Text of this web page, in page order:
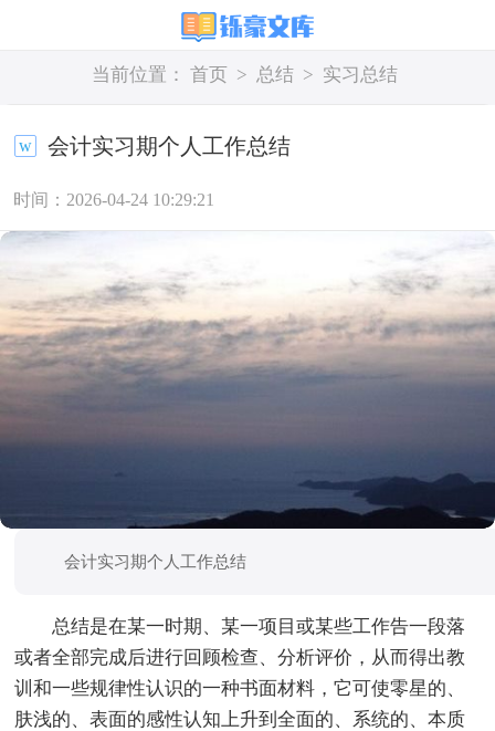
当前位置： 首页 > 总结 > 实习总结
会计实习期个人工作总结
时间：2026-04-24 10:29:21
会计实习期个人工作总结
总结是在某一时期、某一项目或某些工作告一段落
或者全部完成后进行回顾检查、分析评价，从而得出教
训和一些规律性认识的一种书面材料，它可使零星的、
肤浅的、表面的感性认知上升到全面的、系统的、本质